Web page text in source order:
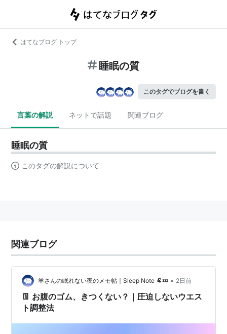
はてなブログ トップ
睡眠の質
このタグでブログを書く
言葉の解説 ネットで話題 関連ブログ
睡眠の質
このタグの解説について
関連ブログ
羊さんの眠れない夜のメモ帖｜Sleep Note 🐏💤 • 2日前
👖 お腹のゴム、きつくない？｜圧迫しないウエス
ト調整法